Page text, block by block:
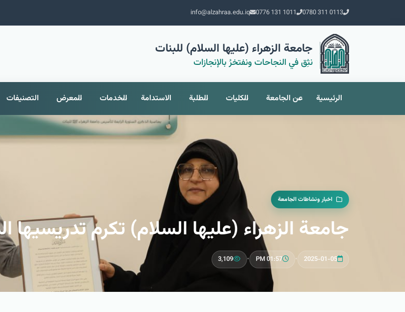
0780 311 0113
0776 131 1011
info@alzahraa.edu.iq
جامعة الزهراء (عليها السلام) للبنات
نثِق في النجاحات ونفتخرُ بالإنجازات
الرئيسية عن الجامعة الكليات الطلبة الاستدامة الخدمات المعرض التصنيفات
اخبار ونشاطات الجامعة
جامعة الزهراء (عليها السلام) تكرم تدريسيها
2025-01-05
•
01:57 PM
•
3,109